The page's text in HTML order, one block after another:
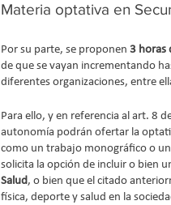
Materia optativa en
Por su parte, se proponen 3 horas
de que se vayan incrementando
diferentes organizaciones, entre
Para ello, y en referencia al art. 8
autonomía podrán ofertar la
como un trabajo monográfico o
solicita la opción de incluir o bien
Salud, o bien que el citado
física, deporte y salud en la